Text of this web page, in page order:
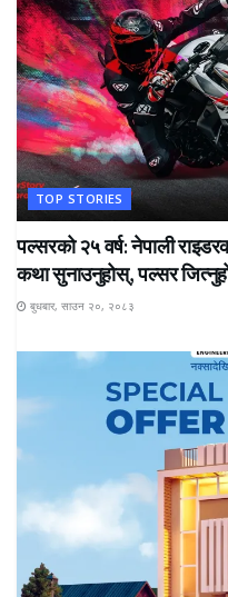
TOP STORIES
पल्सरको २५ वर्ष: नेपाली
कथा सुनाउनुहोस्, पल्सर
बुधबार, साउन २०, २०८३